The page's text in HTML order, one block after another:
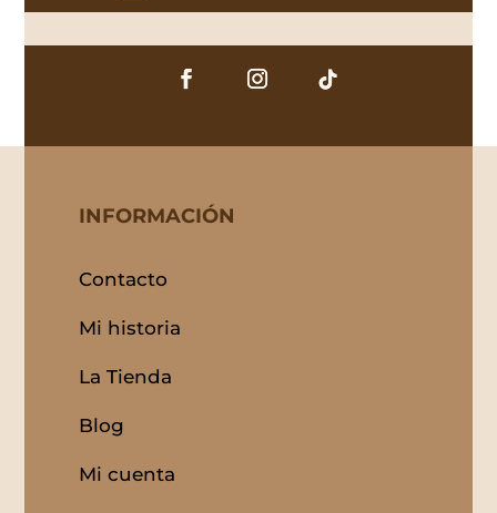
INFORMACIÓN
Contacto
Mi historia
La Tienda
Blog
Mi cuenta